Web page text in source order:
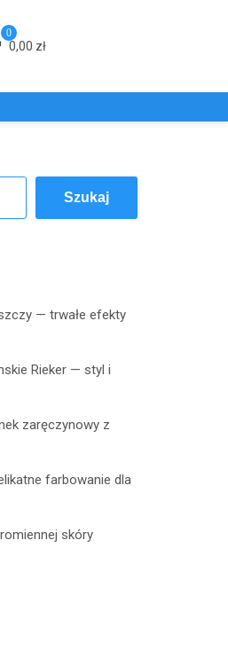
0
0,00 zł
Szukaj
— trwałe efekty
Rieker — styl i
zaręczynowy z
farbowanie dla
skóry